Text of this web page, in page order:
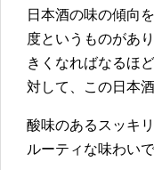
日本酒の味の傾向
度というものがあ
きくなればなるほ
対して、この日本
酸味のあるスッキ
ルーティな味わい